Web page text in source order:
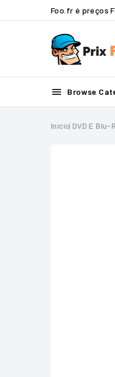
Foo.fr é preços
 Browse
Início DVD E Blu-